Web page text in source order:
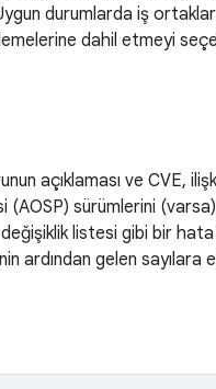
durumlarda iş
dahil etmeyi
açıklaması ve CVE,
(AOSP) sürümlerini
listesi gibi bir
ardından gelen sayılara